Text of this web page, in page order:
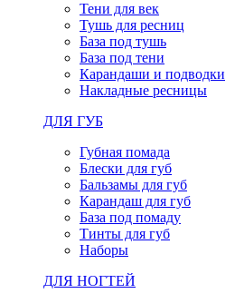
Тени для век
Тушь для ресниц
База под тушь
База под тени
Карандаши и подводки
Накладные ресницы
ДЛЯ ГУБ
Губная помада
Блески для губ
Бальзамы для губ
Карандаш для губ
База под помаду
Тинты для губ
Наборы
ДЛЯ НОГТЕЙ